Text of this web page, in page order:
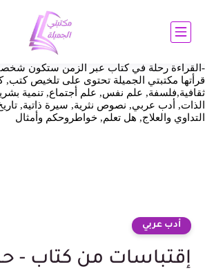
الجميلة هي عالم الكتب والقراءة والمعرفة
نطل بها علي العالم أجمع قد تسافر بنا عبر
الخيال ونعيش معها أجمل اللحظات فالقراءة
-القراءة رحلة في كتاب عبر الزمن ستكون
قرأتها مكتبتي الجميلة تحتوى على تلخيص
ثقافية,فلسفة, علم نفس, علم أجتماع, تنمية
الذات, أدب عربي, نصوص نثرية, سيرة ذاتية,
التداوي والعلاج, هل تعلم, خواطروحكم وأمثال
أدب عربي
إقتباسات من كتاب -